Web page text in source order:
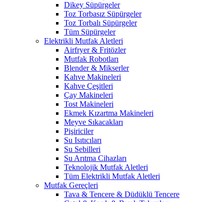
Dikey Süpürgeler
Toz Torbasız Süpürgeler
Toz Torbalı Süpürgeler
Tüm Süpürgeler
Elektrikli Mutfak Aletleri
Airfryer & Fritözler
Mutfak Robotları
Blender & Mikserler
Kahve Makineleri
Kahve Çeşitleri
Çay Makineleri
Tost Makineleri
Ekmek Kızartma Makineleri
Meyve Sıkacakları
Pişiriciler
Su Isıtıcıları
Su Sebilleri
Su Arıtma Cihazları
Teknolojik Mutfak Aletleri
Tüm Elektrikli Mutfak Aletleri
Mutfak Gereçleri
Tava & Tencere & Düdüklü Tencere